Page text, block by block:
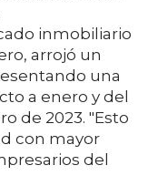
inmobiliario
arrojó un
una
a enero y del
de 2023. "Esto
con mayor
del